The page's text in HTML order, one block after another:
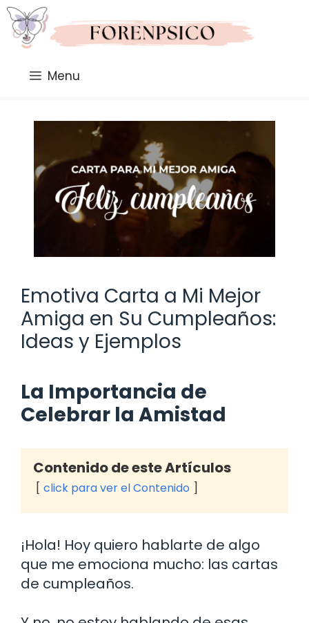
Saltar
al
contenido
Menu
Emotiva Carta a Mi Mejor
Amiga en Su Cumpleaños:
Ideas y Ejemplos
La Importancia de
Celebrar la Amistad
Contenido de este Artículos
click para ver el Contenido
¡Hola! Hoy quiero hablarte de algo
que me emociona mucho: las cartas
de cumpleaños.